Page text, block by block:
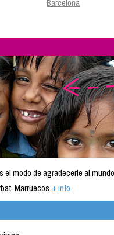
Barcelona
modo de agradecerle al
Marruecos + info